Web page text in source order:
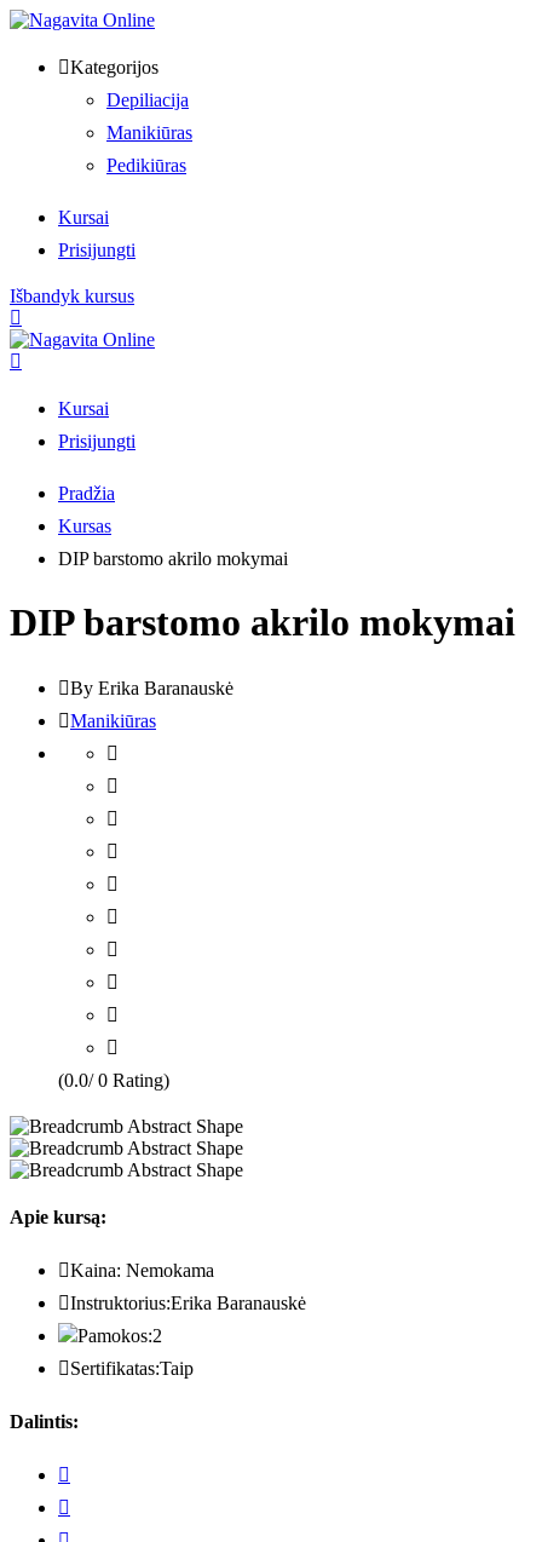
Kategorijos
Depiliacija
Manikiūras
Pedikiūras
Kursai
Prisijungti
Išbandyk kursus
Kursai
Prisijungti
Pradžia
Kursas
DIP barstomo akrilo mokymai
DIP barstomo akrilo mokymai
By Erika Baranauskė
Manikiūras
(0.0/ 0 Rating)
Apie kursą:
Kaina: Nemokama
Instruktorius:Erika Baranauskė
Pamokos:2
Sertifikatas:Taip
Dalintis: